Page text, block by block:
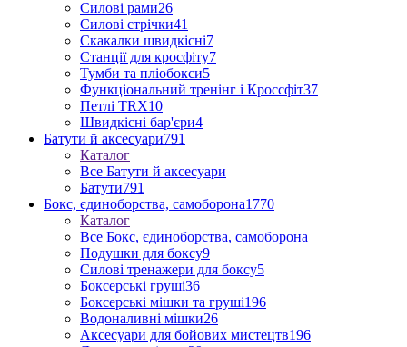
Силові рами26
Силові стрічки41
Скакалки швидкісні7
Станції для кросфіту7
Тумби та пліобокси5
Функціональний тренінг і Кроссфіт37
Петлі TRX10
Швидкісні бар'єри4
Батути й аксесуари791
Каталог
Все Батути й аксесуари
Батути791
Бокс, єдиноборства, самоборона1770
Каталог
Все Бокс, єдиноборства, самоборона
Подушки для боксу9
Силові тренажери для боксу5
Боксерські груші36
Боксерські мішки та груші196
Водоналивні мішки26
Аксесуари для бойових мистецтв196